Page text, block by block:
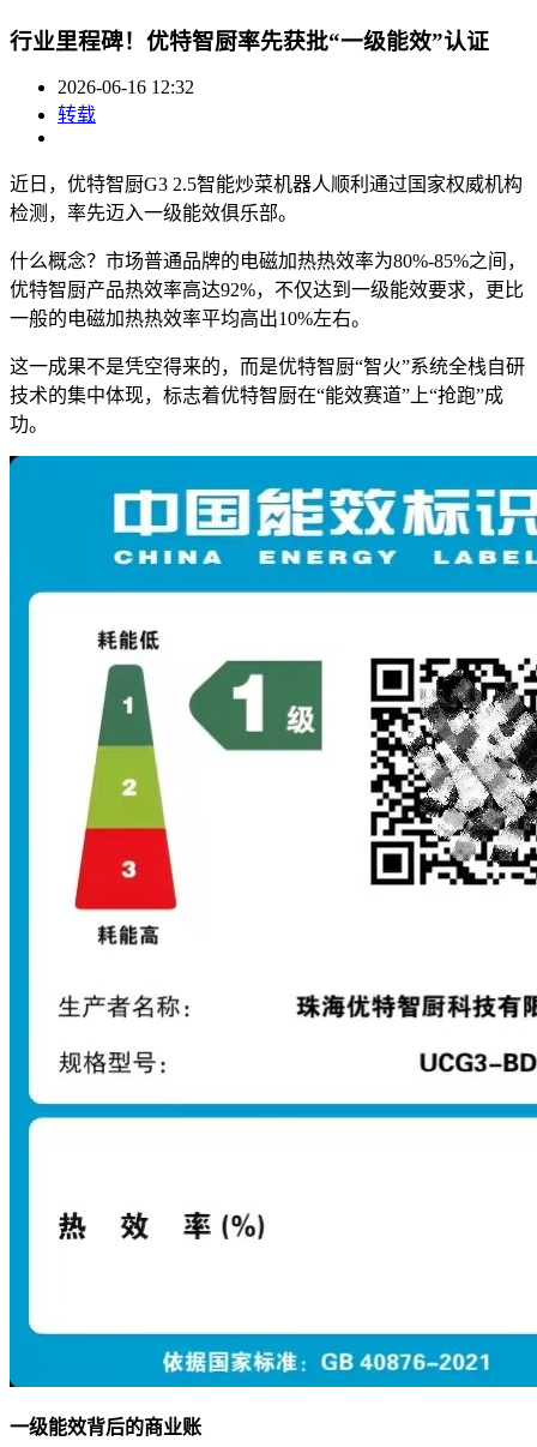
行业里程碑！优特智厨率先获批“一级能效”认证
2026-06-16 12:32
转载
近日，优特智厨G3 2.5智能炒菜机器人顺利通过国家权威机构
检测，率先迈入一级能效俱乐部。
什么概念？市场普通品牌的电磁加热热效率为80%-85%之间，
优特智厨产品热效率高达92%，不仅达到一级能效要求，更比
一般的电磁加热热效率平均高出10%左右。
这一成果不是凭空得来的，而是优特智厨“智火”系统全栈自研
技术的集中体现，标志着优特智厨在“能效赛道”上“抢跑”成
功。
一级能效背后的商业账